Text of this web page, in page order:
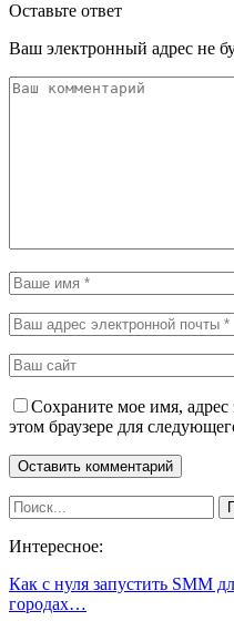
Оставьте ответ
Ваш электронный адрес не
Сохраните мое имя,
этом браузере для
Интересное:
Как с нуля запустить SMM
городах…